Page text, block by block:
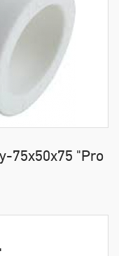
75х50х75 "Pro